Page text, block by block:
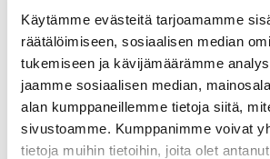
Käytämme evästeitä tarjoamamme
räätälöimiseen, sosiaalisen median
tukemiseen ja kävijämäärämme
jaamme sosiaalisen median,
alan kumppaneillemme tietoja siitä,
sivustoamme. Kumppanimme voivat
tietoja muihin tietoihin, joita olet
merikarvia@rhy.riista.fi
Joni Saunaluoma
040-8254087